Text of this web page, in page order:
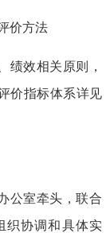
价方法
绩效相关原则，
价指标体系详见
公室牵头，联合
织协调和具体实